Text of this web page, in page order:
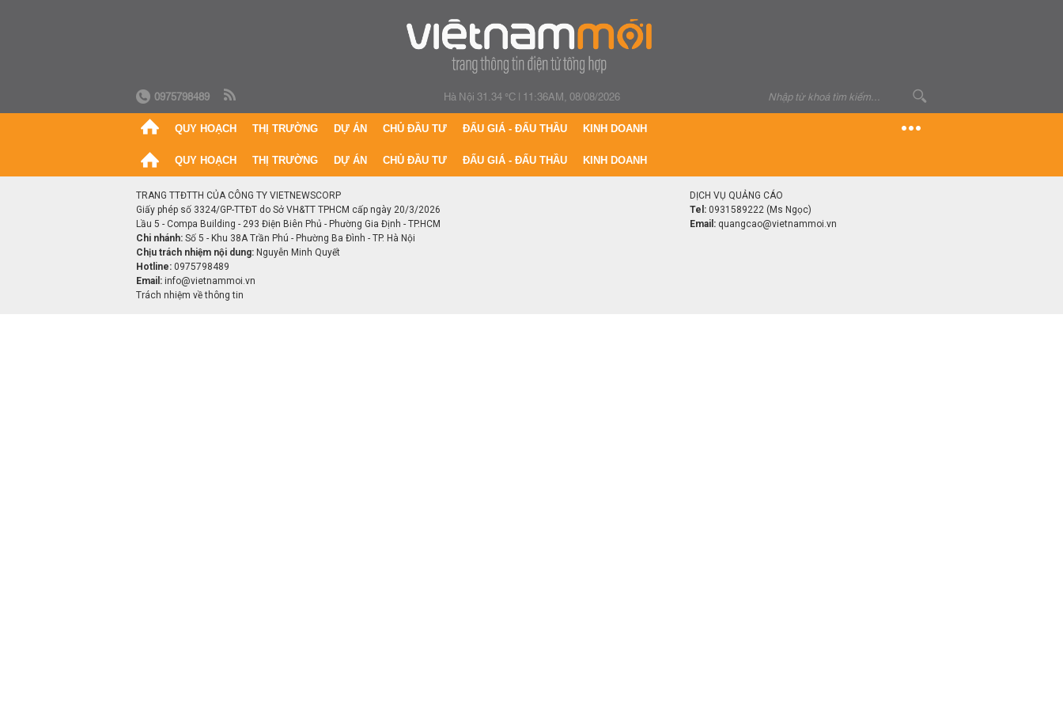
0975798489 Hà Nội 31.34 °C| 11:36AM, 08/08/2026
QUY HOẠCH THỊ TRƯỜNG DỰ ÁN CHỦ ĐẦU TƯ ĐẤU GIÁ - ĐẤU THẦU KINH DOANH
QUY HOẠCH THỊ TRƯỜNG DỰ ÁN CHỦ ĐẦU TƯ ĐẤU GIÁ - ĐẤU THẦU KINH DOANH
TRANG TTĐTTH CỦA CÔNG TY VIETNEWSCORP
Giấy phép số 3324/GP-TTĐT do Sở VH&TT TPHCM cấp ngày 20/3/2026
Lầu 5 - Compa Building - 293 Điện Biên Phủ - Phường Gia Định - TP.HCM
Chi nhánh: Số 5 - Khu 38A Trần Phú - Phường Ba Đình - TP. Hà Nội
Chịu trách nhiệm nội dung: Nguyễn Minh Quyết
Hotline: 0975798489
Email: info@vietnammoi.vn
Trách nhiệm về thông tin
DỊCH VỤ QUẢNG CÁO
Tel: 0931589222 (Ms Ngọc)
Email: quangcao@vietnammoi.vn